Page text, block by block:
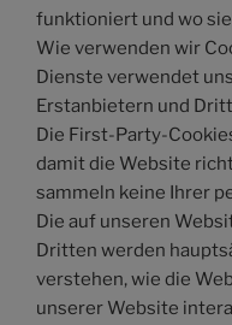
funktioniert und wo
Wie verwenden wir
Dienste verwendet
Erstanbietern und
Die First-Party-
damit die Website
sammeln keine Ihrer
Die auf unseren
Dritten werden
verstehen, wie die
unserer Website